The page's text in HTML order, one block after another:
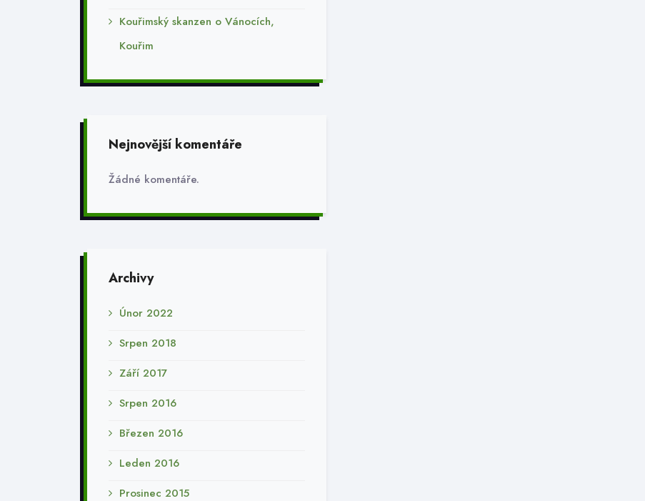
Kouřimský skanzen o Vánocích,
Kouřim
Nejnovější komentáře
Žádné komentáře.
Archivy
Únor 2022
Srpen 2018
Září 2017
Srpen 2016
Březen 2016
Leden 2016
Prosinec 2015